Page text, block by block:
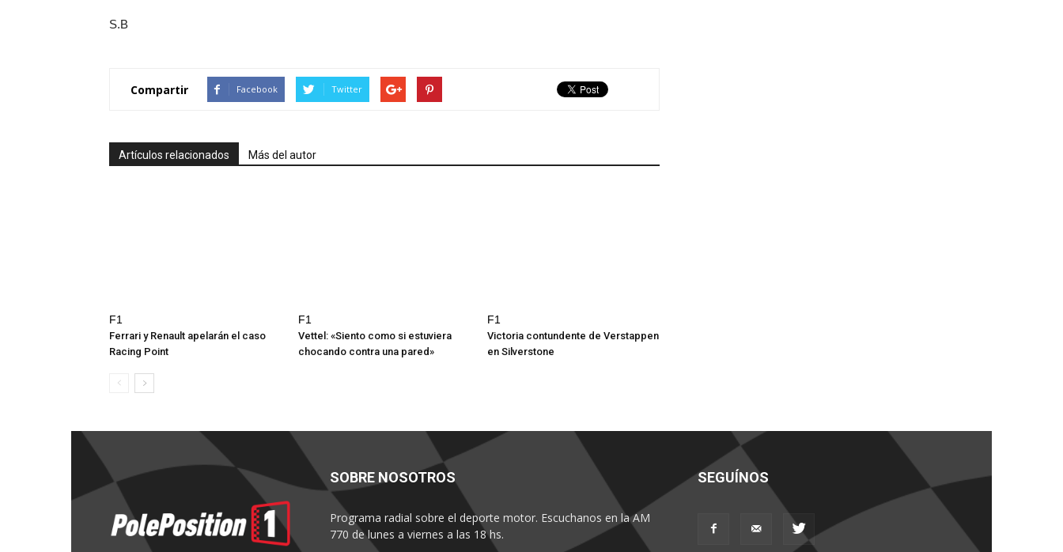
S.B
Compartir Facebook Twitter
Artículos relacionados Más del autor
F1
Ferrari y Renault apelarán el caso
Racing Point
F1
Vettel: «Siento como si estuviera
chocando contra una pared»
F1
Victoria contundente de Verstappen
en Silverstone
SOBRE NOSOTROS
Programa radial sobre el deporte motor. Escuchanos en la AM
770 de lunes a viernes a las 18 hs.
SEGUÍNOS